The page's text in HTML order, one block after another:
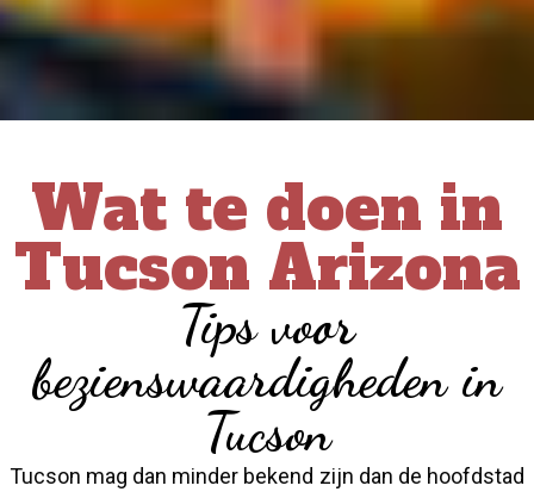
Wat te doen in
Tucson Arizona
Tips voor
bezienswaardigheden in
Tucson
Tucson mag dan minder bekend zijn dan de hoofdstad